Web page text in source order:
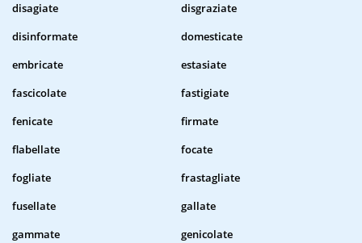
disagiate
disgraziate
disinformate
domesticate
embricate
estasiate
fascicolate
fastigiate
fenicate
firmate
flabellate
focate
fogliate
frastagliate
fusellate
gallate
gammate
genicolate